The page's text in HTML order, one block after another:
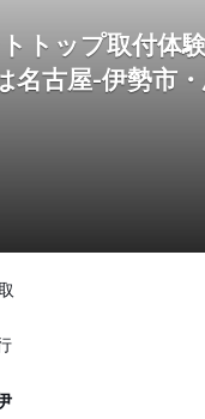
トップ取付体
古屋-伊勢市・